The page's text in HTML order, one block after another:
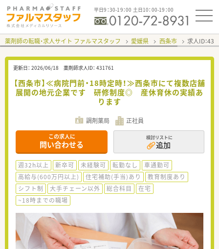
平日9：30-19：00 土日10：00-19：00
薬剤師の転職・求人サイト ファルマスタッフ 愛媛県 西条市 求人ID：
更新日： 2026/06/18 薬剤師求人ID： 431761
【西条市】≪病院門前・18時定時！≫西条市にて複数店舗
展開の地元企業です 研修制度◎ 産休育休の実績あ
ります
調剤薬局 正社員
この求人に
問い合わせる
検討リストに
追加
週32h以上 新卒可 未経験可 転勤なし
車通勤可
高給与(600万円以上)
住宅補助(手当)あり
教育制度あり
シフト制
大手チェーン以外 総合科目
在宅
~18時までの職場